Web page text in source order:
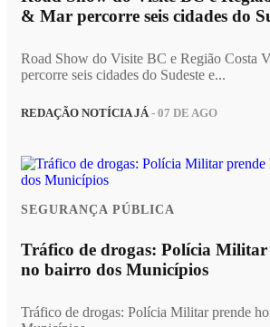
& Mar percorre seis cidades do
Road Show do Visite BC e Região Costa
percorre seis cidades do Sudeste e...
REDAÇÃO NOTÍCIA JÁ- 07 DE AGO
SEGURANÇA PÚBLICA
Tráfico de drogas: Polícia Militar
no bairro dos Municípios
Tráfico de drogas: Polícia Militar prende